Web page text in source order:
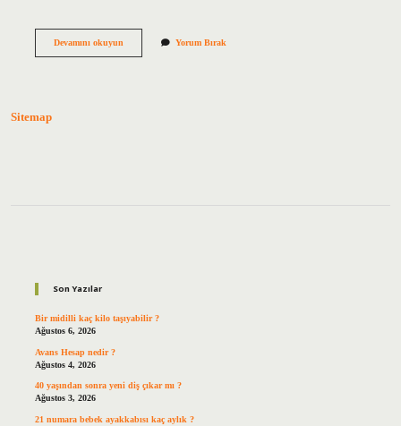
Devamını okuyunPerde
Yorum Bırak
Sitemap
Son Yazılar
Bir midilli kaç kilo taşıyabilir ?
Ağustos 6, 2026
Avans Hesap nedir ?
Ağustos 4, 2026
40 yaşından sonra yeni diş çıkar mı ?
Ağustos 3, 2026
21 numara bebek ayakkabısı kaç aylık ?